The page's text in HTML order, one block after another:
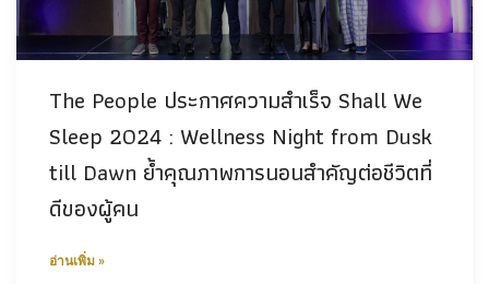
The People ประกาศความสำเร็จ Shall We
Sleep 2024 : Wellness Night from Dusk
till Dawn ย้ำคุณภาพการนอนสำคัญต่อชีวิตที่
ดีของผู้คน
อ่านเพิ่ม »